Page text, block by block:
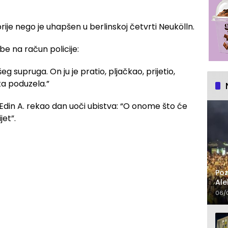
nego je uhapšen u berlinskoj četvrti Neukölln.
na račun policije:
supruga. On ju je pratio, pljačkao, prijetio,
poduzela.”
A. rekao dan uoči ubistva: “O onome što će
06/